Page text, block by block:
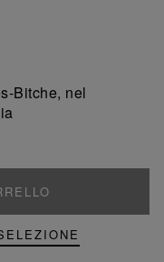
Bitche, nel